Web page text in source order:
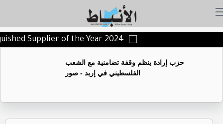
Supplier of the Year 2024
حزب إرادة ينظم وقفة تضامنية مع الشعب
الفلسطيني في إربد - صور